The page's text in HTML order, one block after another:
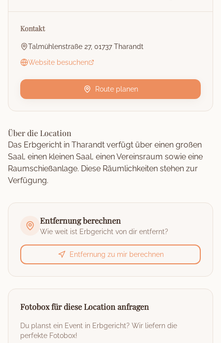
Kontakt
Talmühlenstraße 27, 01737 Tharandt
Website besuchen
Route planen
Über die Location
Das Erbgericht in Tharandt verfügt über einen großen
Saal, einen kleinen Saal, einen Vereinsraum sowie eine
Raumschießanlage. Diese Räumlichkeiten stehen zur
Verfügung.
Entfernung berechnen
Wie weit ist Erbgericht von dir entfernt?
Entfernung zu mir berechnen
Fotobox für diese Location anfragen
Du planst ein Event in Erbgericht? Wir liefern die
perfekte Fotobox!